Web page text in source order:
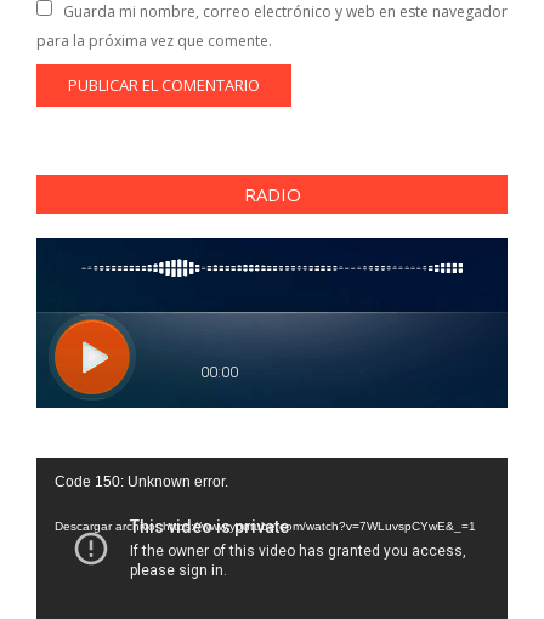
Guarda mi nombre, correo electrónico y web en este navegador
para la próxima vez que comente.
RADIO
Reproductor
vídeo
Code 150: Unknown error.
Descargar archivo: https://www.youtube.com/watch?v=7WLuvspCYwE&_=1